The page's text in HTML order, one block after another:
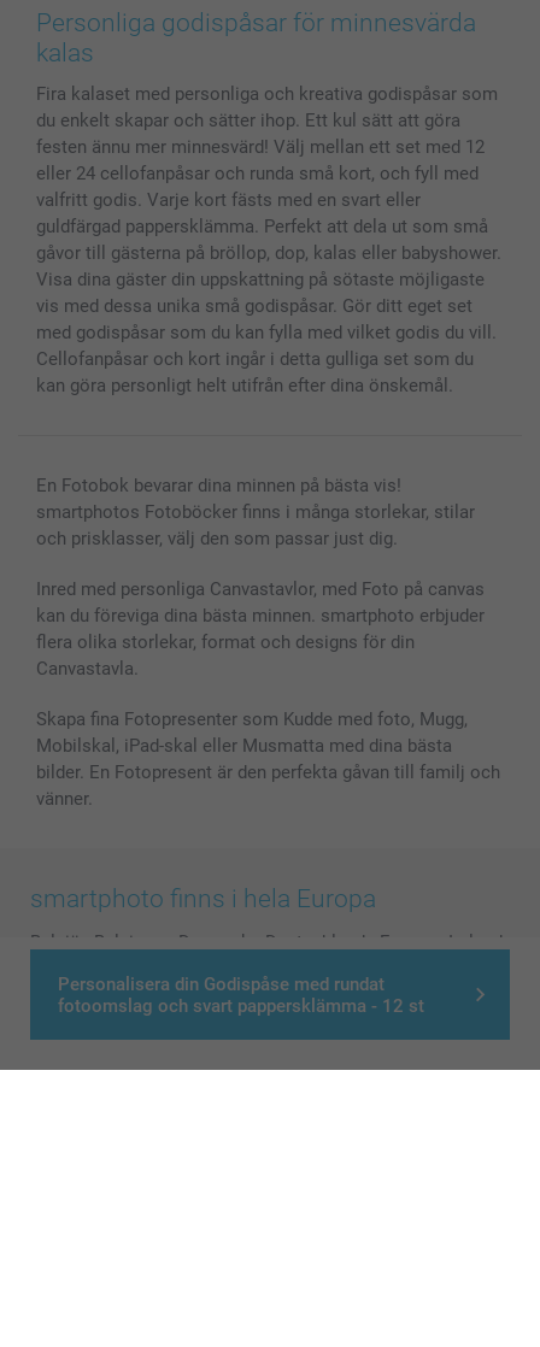
Personalisera din Godispåse med rundat
fotoomslag och svart pappersklämma - 12 st
Bilder, Fotoförstoring & Fotohäften
Skal till Mobil & Surfplatta
Fotoalmanackor & Fotoagenda
Fotoramar & Tillbehör
Presentkort
Alla fotoprodukter
Cookie Policy
Sitemap
Investor Relations
smartgaranti
smartbonus
Status på beställningar
Personliga godispåsar för minnesvärda
kalas
Fira kalaset med personliga och kreativa godispåsar som
du enkelt skapar och sätter ihop. Ett kul sätt att göra
festen ännu mer minnesvärd! Välj mellan ett set med 12
eller 24 cellofanpåsar och runda små kort, och fyll med
valfritt godis. Varje kort fästs med en svart eller
guldfärgad pappersklämma. Perfekt att dela ut som små
gåvor till gästerna på bröllop, dop, kalas eller babyshower.
Visa dina gäster din uppskattning på sötaste möjligaste
vis med dessa unika små godispåsar. Gör ditt eget set
med godispåsar som du kan fylla med vilket godis du vill.
Cellofanpåsar och kort ingår i detta gulliga set som du
kan göra personligt helt utifrån efter dina önskemål.
En Fotobok bevarar dina minnen på bästa vis!
smartphotos Fotoböcker finns i många storlekar, stilar
och prisklasser, välj den som passar just dig.
Inred med personliga Canvastavlor, med Foto på canvas
kan du föreviga dina bästa minnen. smartphoto erbjuder
flera olika storlekar, format och designs för din
Canvastavla.
Skapa fina Fotopresenter som Kudde med foto, Mugg,
Mobilskal, iPad-skal eller Musmatta med dina bästa
bilder. En Fotopresent är den perfekta gåvan till familj och
vänner.
smartphoto finns i hela Europa
België Belgique Danmark Deutschland France
Ireland
Nederland - Norge Österreich Schweiz
Switzerland - Suomi - Sverige - United Kingdom -